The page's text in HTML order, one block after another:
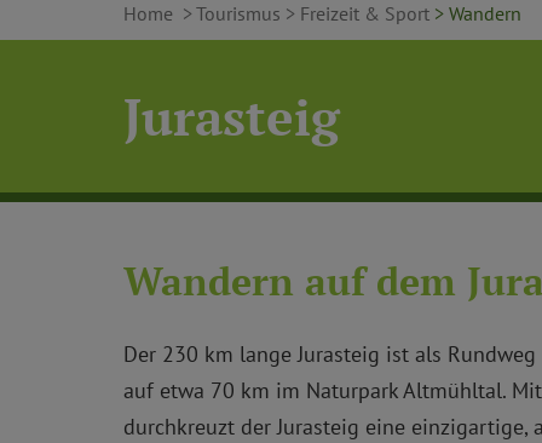
Home > Tourismus > Freizeit & Sport > Wandern
Jurasteig
Wandern auf dem
Der 230 km lange Jurasteig ist als
auf etwa 70 km im Naturpark Altmühltal.
durchkreuzt der Jurasteig eine